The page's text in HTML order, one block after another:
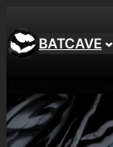
BATCAVE